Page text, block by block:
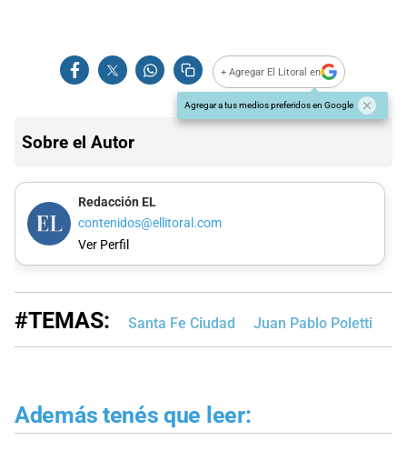
+ Agregar El Litoral en
Agregar a tus medios preferidos en Google
Sobre el Autor
Redacción EL
contenidos@ellitoral.com
Ver Perfil
#TEMAS: Santa Fe Ciudad Juan Pablo Poletti
Además tenés que leer: